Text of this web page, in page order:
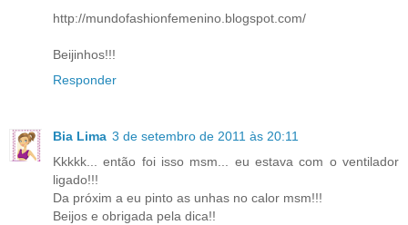
http://mundofashionfemenino.blogspot.com/
Beijinhos!!!
Responder
Bia Lima 3 de setembro de 2011 às 20:11
Kkkkk... então foi isso msm... eu estava com o ventilador
ligado!!!
Da próxim a eu pinto as unhas no calor msm!!!
Beijos e obrigada pela dica!!